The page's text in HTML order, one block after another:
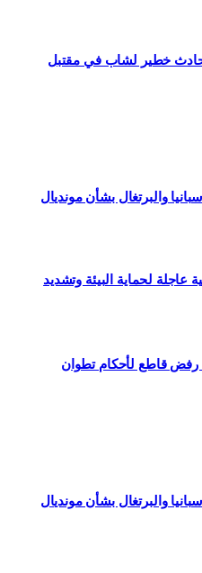
حادث خطير لشاب في مقتبل
والبرتغال بشأن مونديال
مدنية عاجلة لحماية البيئة وتشديد
رفض قاطع لأحكام تطوان
والبرتغال بشأن مونديال